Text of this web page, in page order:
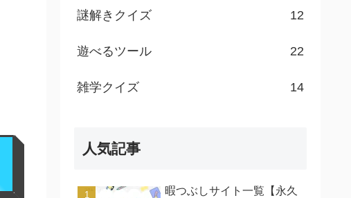
謎解きクイズ 12
遊べるツール 22
雑学クイズ 14
人気記事
暇つぶしサイト一覧【永久